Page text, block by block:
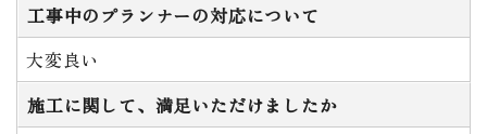
工事中のプランナーの対応について
大変良い
施工に関して、満足いただけましたか